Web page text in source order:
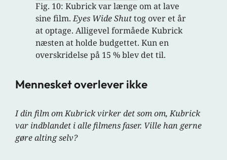
Fig. 10: Kubrick var længe om at lave
sine film.Eyes Wide Shuttog over et år
at optage. Alligevel formåede Kubrick
næsten at holde budgettet. Kun en
overskridelse på 15 % blev det til.
Mennesket overlever ikke
I din film om Kubrick virker det som om, Kubrick
var indblandet i alle filmens faser. Ville han gerne
gøre alting selv?